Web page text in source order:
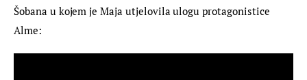
Šobana u kojem je Maja utjelovila ulogu protagonistice
Alme: